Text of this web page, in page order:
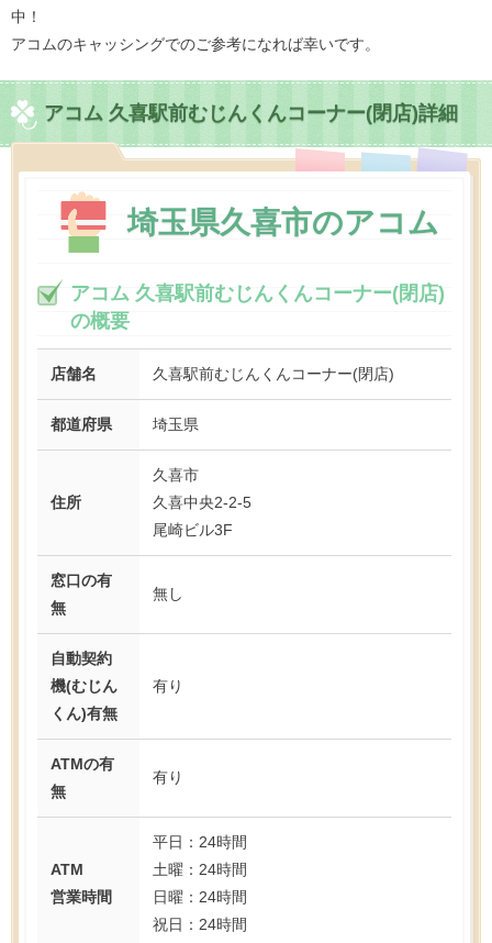
中！
アコムのキャッシングでのご参考になれば幸いです。
アコム 久喜駅前むじんくんコーナー(閉店)詳細
埼玉県久喜市のアコム
アコム 久喜駅前むじんくんコーナー(閉店)
の概要
店舗名 久喜駅前むじんくんコーナー(閉店)
都道府県 埼玉県
住所
久喜市
久喜中央2-2-5
尾崎ビル3F
窓口の有
無
無し
自動契約
機(むじん
くん)有無
有り
ATMの有
無
有り
ATM
営業時間
平日：24時間
土曜：24時間
日曜：24時間
祝日：24時間